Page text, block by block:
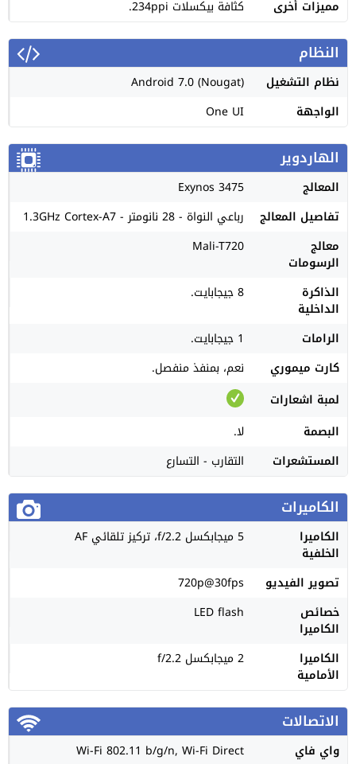
مميزات أخرى
كثافة بيكسلات 234ppi.
النظام
نظام التشغيل
Android 7.0 (Nougat)
الواجهة
One UI
الهاردوير
المعالج
Exynos 3475
تفاصيل المعالج
رباعي النواة - 28 نانومتر - 1.3GHz Cortex-A7
معالج
الرسومات
Mali-T720
الذاكرة
الداخلية
8 جيجابايت.
الرامات
1 جيجابايت.
كارت ميموري
نعم، بمنفذ منفصل.
لمبة اشعارات
البصمة
لا.
المستشعرات
التقارب - التسارع
الكاميرات
الكاميرا
الخلفية
5 ميجابكسل f/2.2، تركيز تلقائي AF
تصوير الفيديو
720p@30fps
خصائص
الكاميرا
LED flash
الكاميرا
الأمامية
2 ميجابكسل f/2.2
الاتصالات
واي فاي Wi-Fi 802.11 b/g/n, Wi-Fi Direct